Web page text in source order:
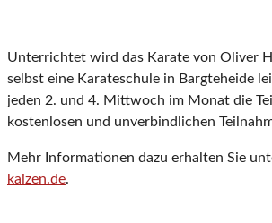
Unterrichtet wird das Karate von Oliver
selbst eine Karateschule in Bargteheide
jeden 2. und 4. Mittwoch im Monat die
kostenlosen und unverbindlichen
Mehr Informationen dazu erhalten Sie
kaizen.de.